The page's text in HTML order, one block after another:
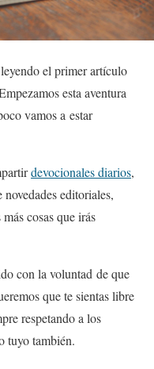
el primer artículo
esta aventura
vamos a estar
devocionales diarios,
editoriales,
cosas que irás
con la voluntad de que
que te sientas libre
respetando a los
tuyo también.